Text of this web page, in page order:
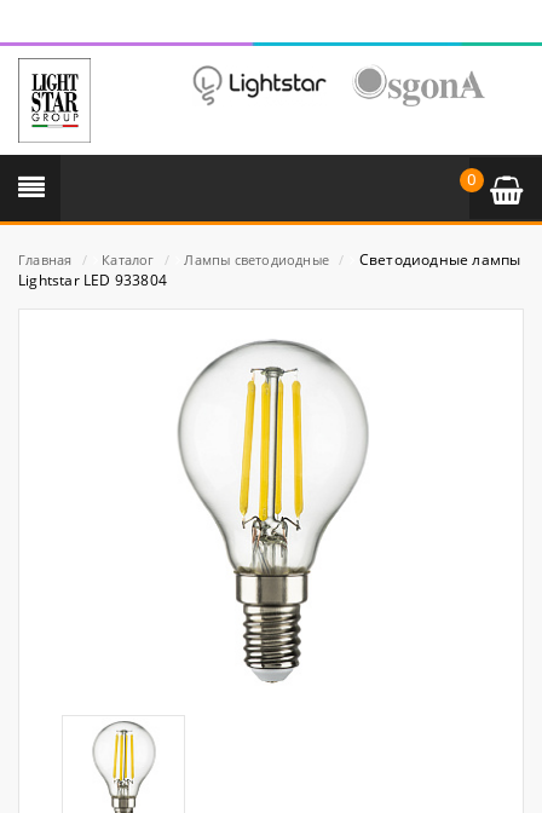
0
Главная / Каталог / Лампы светодиодные /
Светодиодные лампы
Lightstar LED 933804